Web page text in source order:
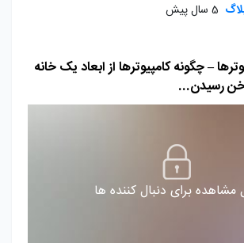
5 سال پیش
– چگونه کامپیوترها از ابعاد یک خانه
رسیدن...
مشاهده برای دنبال کننده ها